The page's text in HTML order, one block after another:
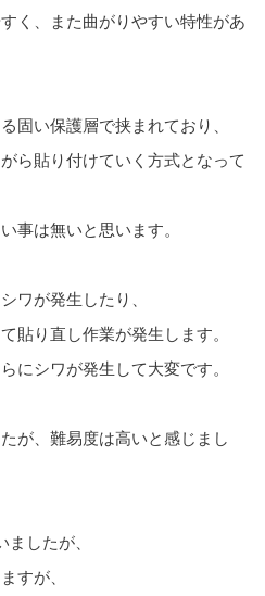
く、また曲がりやすい特性があ
固い保護層で挟まれており、
ら貼り付けていく方式となって
事は無いと思います。
ワが発生したり、
貼り直し作業が発生します。
にシワが発生して大変です。
が、難易度は高いと感じまし
したが、
すが、